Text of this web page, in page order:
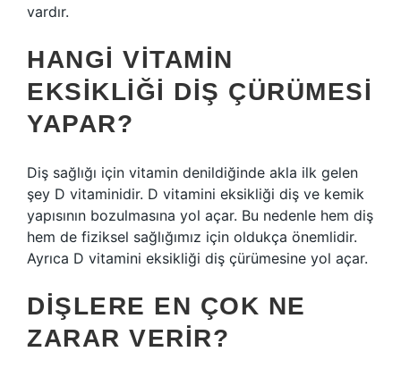
vardır.
HANGI VITAMIN
EKSIKLIĞI DIŞ ÇÜRÜMESI
YAPAR?
Diş sağlığı için vitamin denildiğinde akla ilk gelen
şey D vitaminidir. D vitamini eksikliği diş ve kemik
yapısının bozulmasına yol açar. Bu nedenle hem diş
hem de fiziksel sağlığımız için oldukça önemlidir.
Ayrıca D vitamini eksikliği diş çürümesine yol açar.
DIŞLERE EN ÇOK NE
ZARAR VERIR?